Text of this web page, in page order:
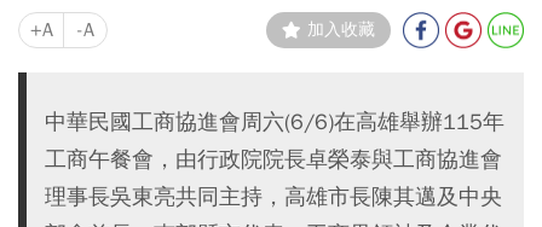
+A -A 加入收藏
中華民國工商協進會周六(6/6)在高雄舉辦115年
工商午餐會，由行政院院長卓榮泰與工商協進會
理事長吳東亮共同主持，高雄市長陳其邁及中央